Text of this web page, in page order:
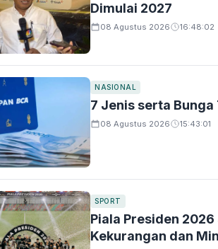
Dimulai 2027
08 Agustus 2026 16:48:02
NASIONAL
7 Jenis serta Bunga
08 Agustus 2026 15:43:01
SPORT
Piala Presiden
Kekurangan dan